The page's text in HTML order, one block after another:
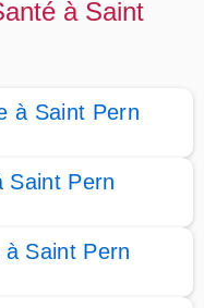
à Saint
à Saint Pern
Saint Pern
Saint Pern